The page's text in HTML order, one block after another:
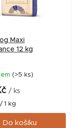
Maxi
12 kg
(>5 ks)
/ ks
1 kg
Do košíku